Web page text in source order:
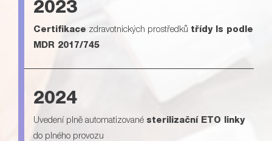
2023
Certifikace zdravotnických prostředků třídy Is podle
MDR 2017/745
2024
Uvedení plně automatizované sterilizační ETO linky
do plného provozu